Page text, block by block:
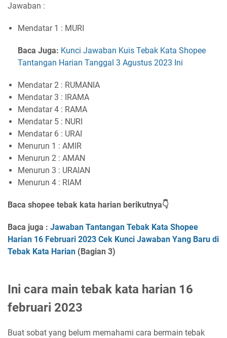
Jawaban :
Mendatar 1 : MURI
Baca Juga: Kunci Jawaban Kuis Tebak Kata Shopee
Tantangan Harian Tanggal 3 Agustus 2023 Ini
Mendatar 2 : RUMANIA
Mendatar 3 : IRAMA
Mendatar 4 : RAMA
Mendatar 5 : NURI
Mendatar 6 : URAI
Menurun 1 : AMIR
Menurun 2 : AMAN
Menurun 3 : URAIAN
Menurun 4 : RIAM
Baca shopee tebak kata harian berikutnya👇
Baca juga : Jawaban Tantangan Tebak Kata Shopee
Harian 16 Februari 2023 Cek Kunci Jawaban Yang Baru di
Tebak Kata Harian (Bagian 3)
Ini cara main tebak kata harian 16
februari 2023
Buat sobat yang belum memahami cara bermain tebak